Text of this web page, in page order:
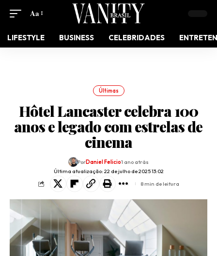
Aa
LIFESTYLE BUSINESS CELEBRIDADES
Últimas
Hôtel Lancaster celebra 100
anos e legado com estrelas de
cinema
Última atualização: 22 de julho de 2025 13:02
PorDaniel Felicio1 ano atrás
8 min de leitura